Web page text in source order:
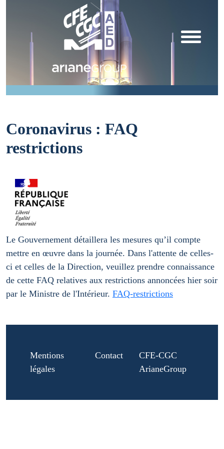
Coronavirus : FAQ
restrictions
Le Gouvernement détaillera les mesures qu’il compte
mettre en œuvre dans la journée. Dans l'attente de celles-
ci et celles de la Direction, veuillez prendre connaissance
de cette FAQ relatives aux restrictions annoncées hier soir
par le Ministre de l'Intérieur. FAQ-restrictions
Mentions
légales
Contact
CFE-CGC
ArianeGroup